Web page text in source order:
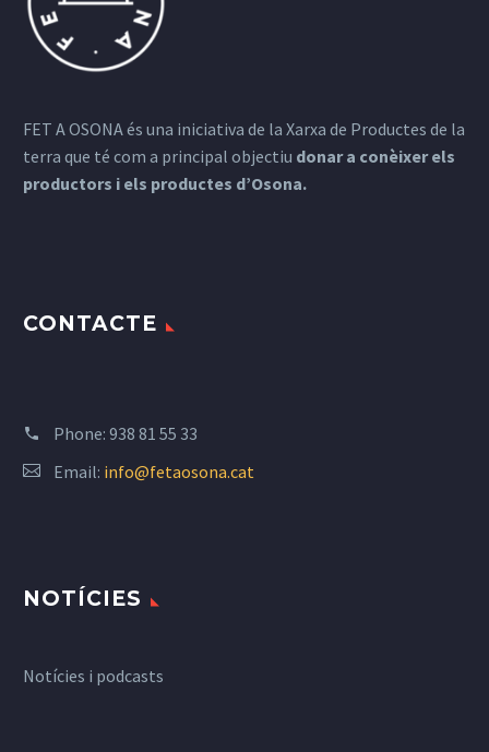
FET A OSONA és una iniciativa de la Xarxa de Productes de la
terra que té com a principal objectiu donar a conèixer els
productors i els productes d’Osona.
CONTACTE
Phone: 938 81 55 33
Email: info@fetaosona.cat
NOTÍCIES
Notícies i podcasts